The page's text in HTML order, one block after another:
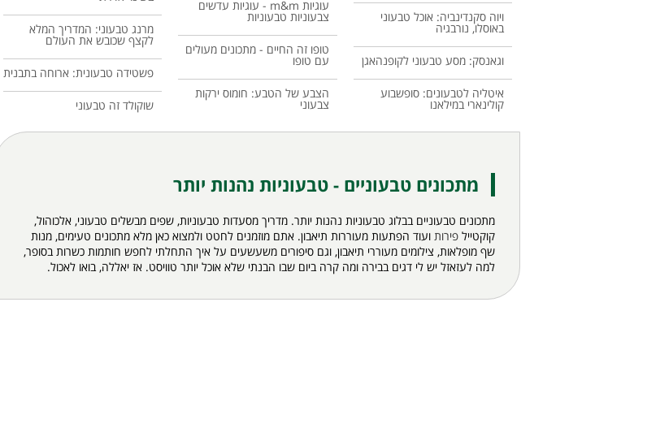
ויוה סקנדינביה: אוכל טבעוני
באוסלו, נורבגיה
וגאנסק: מסע טבעוני לקופנהאגן
איטליה לטבעונים: סופשבוע
קולינארי במילאנו
עוגיות m&m - עוגיות עדשים
צבעוניות טבעוניות
טופו זה החיים - מתכונים מעולים
עם טופו
הצבע של הטבע: חומוס ירקות
צבעוני
מרנג טבעוני: המדריך המלא
לקצף שכובש את העולם
פשטידה טבעונית: ארוחה בתבנית
שוקולד זה טבעוני
מתכונים טבעוניים - טבעוניות נהנות יותר
מתכונים טבעוניים בבלוג טבעוניות נהנות יותר. מדריך מסעדות טבעוניות, שפים מבשלים טבעוני, אלכוהול,
קוקטייל פירות ועוד הפתעות מעוררות תיאבון. אתם מוזמנים לחטט ולמצוא כאן מלא מתכונים טעימים, מנות
שף מופלאות, צילומים מעוררי תיאבון, וגם סיפורים משעשעים על איך התחלתי לחפש חותמות כשרות בסופר,
למה לעזאזל יש לי דגים בבירה ומה קרה ביום שבו הבנתי שלא אוכל יותר טוויסט. אז יאללה, בואו לאכול.